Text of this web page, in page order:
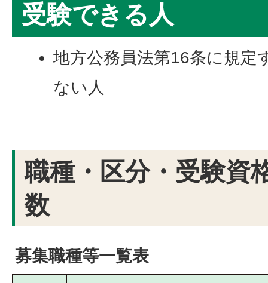
受験できる人
地方公務員法第16条に規定
ない人
職種・区分・受験資
数
募集職種等一覧表